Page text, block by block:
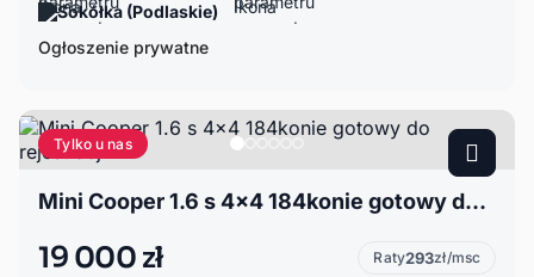
Sokółka (Podlaskie)
Ogłoszenie prywatne
Tylko u nas
Mini Cooper 1.6 s 4x4 184konie gotowy do rejestracji
19 000 zł Raty293zł/msc